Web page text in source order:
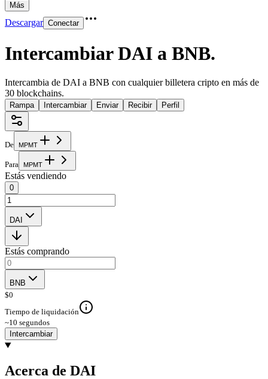
Más
Descargar Conectar
Intercambiar DAI a BNB.
Intercambia de DAI a BNB con cualquier billetera cripto en más de
30 blockchains.
Rampa Intercambiar Enviar Recibir Perfil
De MPMT
Para MPMT
Estás vendiendo
0
DAI
Estás comprando
BNB
$0
Tiempo de liquidación
~10 segundos
Intercambiar
Acerca de DAI